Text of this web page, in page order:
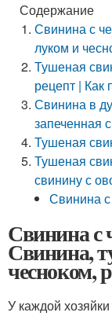
Содержание
Свинина с
луком и
Тушеная
рецепт | Как
Свинина в
запеченная
Тушеная
Тушеная
свинину с
Свинина
Свинина с
Свинина,
чесноком,
У каждой